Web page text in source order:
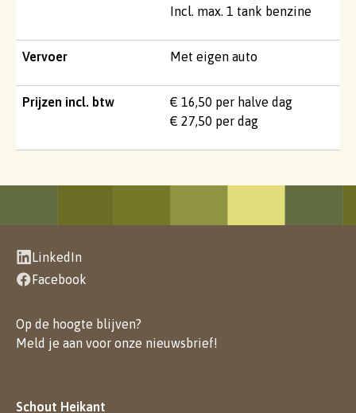
Incl. max. 1 tank benzine
Vervoer Met eigen auto
Prijzen incl. btw
€ 16,50 per halve dag
€ 27,50 per dag
LinkedIn
Facebook
Op de hoogte blijven?
Meld je aan voor onze nieuwsbrief!
Schout Heikant